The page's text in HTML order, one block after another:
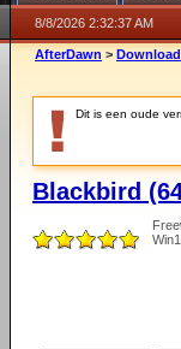
8/8/2026 2:32:37 AM
AfterDawn >
Dit is een oude
Blackbird